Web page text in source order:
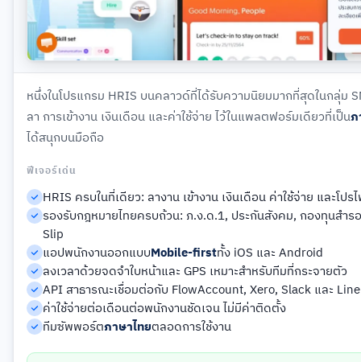
หนึ่งในโปรแกรม HRIS บนคลาวด์ที่ได้รับความนิยมมากที่สุดในกลุ่ม
ลา การเข้างาน เงินเดือน และค่าใช้จ่าย ไว้ในแพลตฟอร์มเดียวที่เป็นภ
ได้สนุกบนมือถือ
ฟีเจอร์เด่น
HRIS ครบในที่เดียว: ลางาน เข้างาน เงินเดือน ค่าใช้จ่าย และโป
รองรับกฎหมายไทยครบถ้วน: ภ.ง.ด.1, ประกันสังคม, กองทุนสำร
Slip
แอปพนักงานออกแบบMobile-firstทั้ง iOS และ Android
ลงเวลาด้วยจดจำใบหน้าและ GPS เหมาะสำหรับทีมที่กระจายตัว
API สาธารณะเชื่อมต่อกับ FlowAccount, Xero, Slack และ Line
ค่าใช้จ่ายต่อเดือนต่อพนักงานชัดเจน ไม่มีค่าติดตั้ง
ทีมซัพพอร์ตภาษาไทยตลอดการใช้งาน